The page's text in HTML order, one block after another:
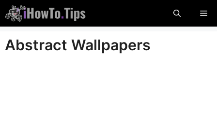
Sari
la
conținut
Abstract Wallpapers